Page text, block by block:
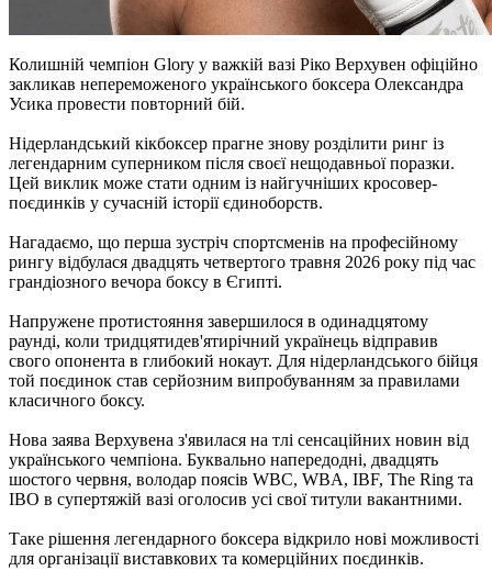
Колишній чемпіон Glory у важкій вазі Ріко Верхувен офіційно
закликав непереможеного українського боксера Олександра
Усика провести повторний бій.
Нідерландський кікбоксер прагне знову розділити ринг із
легендарним суперником після своєї нещодавньої поразки.
Цей виклик може стати одним із найгучніших кросовер-
поєдинків у сучасній історії єдиноборств.
Нагадаємо, що перша зустріч спортсменів на професійному
рингу відбулася двадцять четвертого травня 2026 року під час
грандіозного вечора боксу в Єгипті.
Напружене протистояння завершилося в одинадцятому
раунді, коли тридцятидев'ятирічний українець відправив
свого опонента в глибокий нокаут. Для нідерландського бійця
той поєдинок став серйозним випробуванням за правилами
класичного боксу.
Нова заява Верхувена з'явилася на тлі сенсаційних новин від
українського чемпіона. Буквально напередодні, двадцять
шостого червня, володар поясів WBC, WBA, IBF, The Ring та
IBO в супертяжій вазі оголосив усі свої титули вакантними.
Таке рішення легендарного боксера відкрило нові можливості
для організації виставкових та комерційних поєдинків.